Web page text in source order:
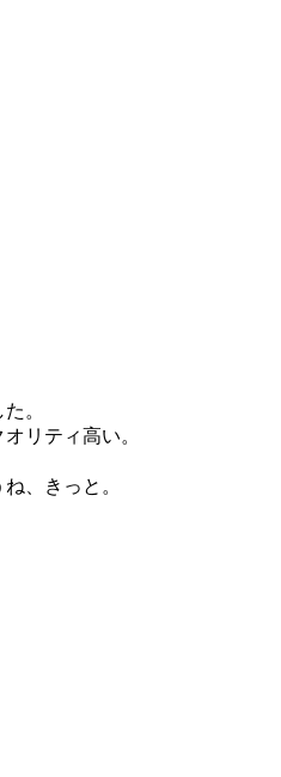
。
リティ高い。
、きっと。